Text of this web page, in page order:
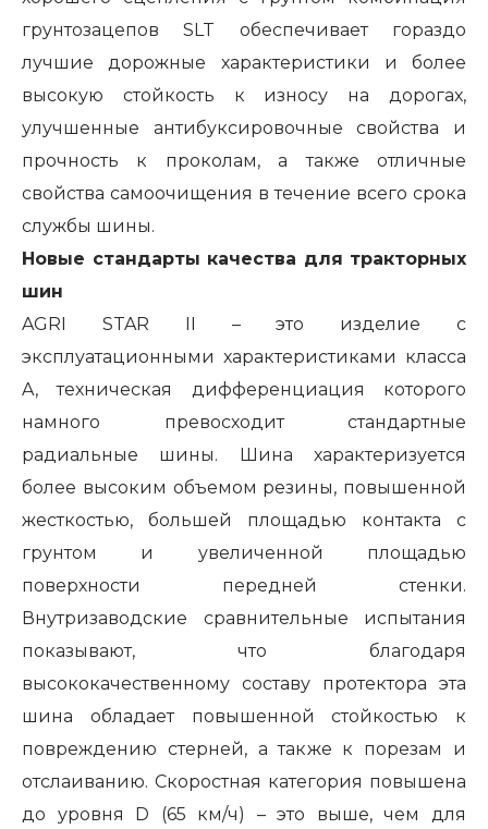
грунтозацепов SLT обеспечивает гораздо
лучшие дорожные характеристики и более
высокую стойкость к износу на дорогах,
улучшенные антибуксировочные свойства и
прочность к проколам, а также отличные
свойства самоочищения в течение всего срока
службы шины.
Новые стандарты качества для тракторных
шин
AGRI STAR II – это изделие с
эксплуатационными характеристиками класса
A, техническая дифференциация которого
намного превосходит стандартные
радиальные шины. Шина характеризуется
более высоким объемом резины, повышенной
жесткостью, большей площадью контакта с
грунтом и увеличенной площадью
поверхности передней стенки.
Внутризаводские сравнительные испытания
показывают, что благодаря
высококачественному составу протектора эта
шина обладает повышенной стойкостью к
повреждению стерней, а также к порезам и
отслаиванию. Скоростная категория повышена
до уровня D (65 км/ч) – это выше, чем для